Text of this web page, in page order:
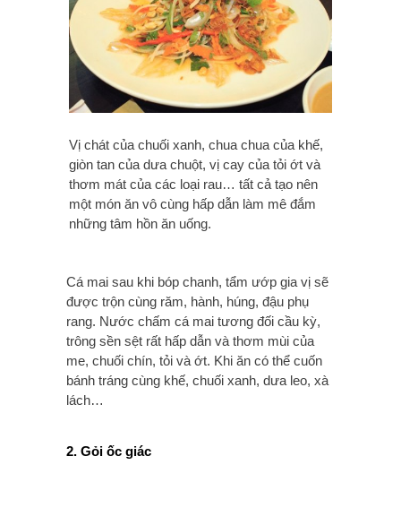
Vị chát của chuối xanh, chua chua của khế,
giòn tan của dưa chuột, vị cay của tỏi ớt và
thơm mát của các loại rau… tất cả tạo nên
một món ăn vô cùng hấp dẫn làm mê đắm
những tâm hồn ăn uống.
Cá mai sau khi bóp chanh, tẩm ướp gia vị sẽ
được trộn cùng răm, hành, húng, đậu phụ
rang. Nước chấm cá mai tương đối cầu kỳ,
trông sền sệt rất hấp dẫn và thơm mùi của
me, chuối chín, tỏi và ớt. Khi ăn có thể cuốn
bánh tráng cùng khế, chuối xanh, dưa leo, xà
lách…
2. Gỏi ốc giác